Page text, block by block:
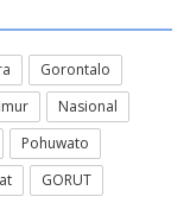
Gorontalo
Nasional
Pohuwato
GORUT